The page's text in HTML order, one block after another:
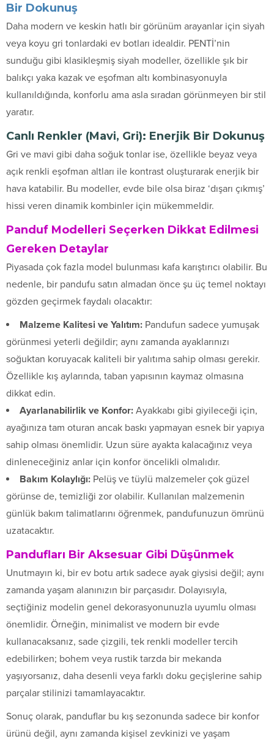
Bir Dokunuş
Daha modern ve keskin hatlı bir görünüm arayanlar için siyah
veya koyu gri tonlardaki ev botları idealdir. PENTİ’nin
sunduğu gibi klasikleşmiş siyah modeller, özellikle şık bir
balıkçı yaka kazak ve eşofman altı kombinasyonuyla
kullanıldığında, konforlu ama asla sıradan görünmeyen bir stil
yaratır.
Canlı Renkler (Mavi, Gri): Enerjik Bir Dokunuş
Gri ve mavi gibi daha soğuk tonlar ise, özellikle beyaz veya
açık renkli eşofman altları ile kontrast oluşturarak enerjik bir
hava katabilir. Bu modeller, evde bile olsa biraz ‘dışarı çıkmış’
hissi veren dinamik kombinler için mükemmeldir.
Panduf Modelleri Seçerken Dikkat Edilmesi
Gereken Detaylar
Piyasada çok fazla model bulunması kafa karıştırıcı olabilir. Bu
nedenle, bir pandufu satın almadan önce şu üç temel noktayı
gözden geçirmek faydalı olacaktır:
Malzeme Kalitesi ve Yalıtım: Pandufun sadece yumuşak
görünmesi yeterli değildir; aynı zamanda ayaklarınızı
soğuktan koruyacak kaliteli bir yalıtıma sahip olması gerekir.
Özellikle kış aylarında, taban yapısının kaymaz olmasına
dikkat edin.
Ayarlanabilirlik ve Konfor: Ayakkabı gibi giyileceği için,
ayağınıza tam oturan ancak baskı yapmayan esnek bir yapıya
sahip olması önemlidir. Uzun süre ayakta kalacağınız veya
dinleneceğiniz anlar için konfor öncelikli olmalıdır.
Bakım Kolaylığı: Pelüş ve tüylü malzemeler çok güzel
görünse de, temizliği zor olabilir. Kullanılan malzemenin
günlük bakım talimatlarını öğrenmek, pandufunuzun ömrünü
uzatacaktır.
Pandufları Bir Aksesuar Gibi Düşünmek
Unutmayın ki, bir ev botu artık sadece ayak giysisi değil; aynı
zamanda yaşam alanınızın bir parçasıdır. Dolayısıyla,
seçtiğiniz modelin genel dekorasyonunuzla uyumlu olması
önemlidir. Örneğin, minimalist ve modern bir evde
kullanacaksanız, sade çizgili, tek renkli modeller tercih
edebilirken; bohem veya rustik tarzda bir mekanda
yaşıyorsanız, daha desenli veya farklı doku geçişlerine sahip
parçalar stilinizi tamamlayacaktır.
Sonuç olarak, panduflar bu kış sezonunda sadece bir konfor
ürünü değil, aynı zamanda kişisel zevkinizi ve yaşam